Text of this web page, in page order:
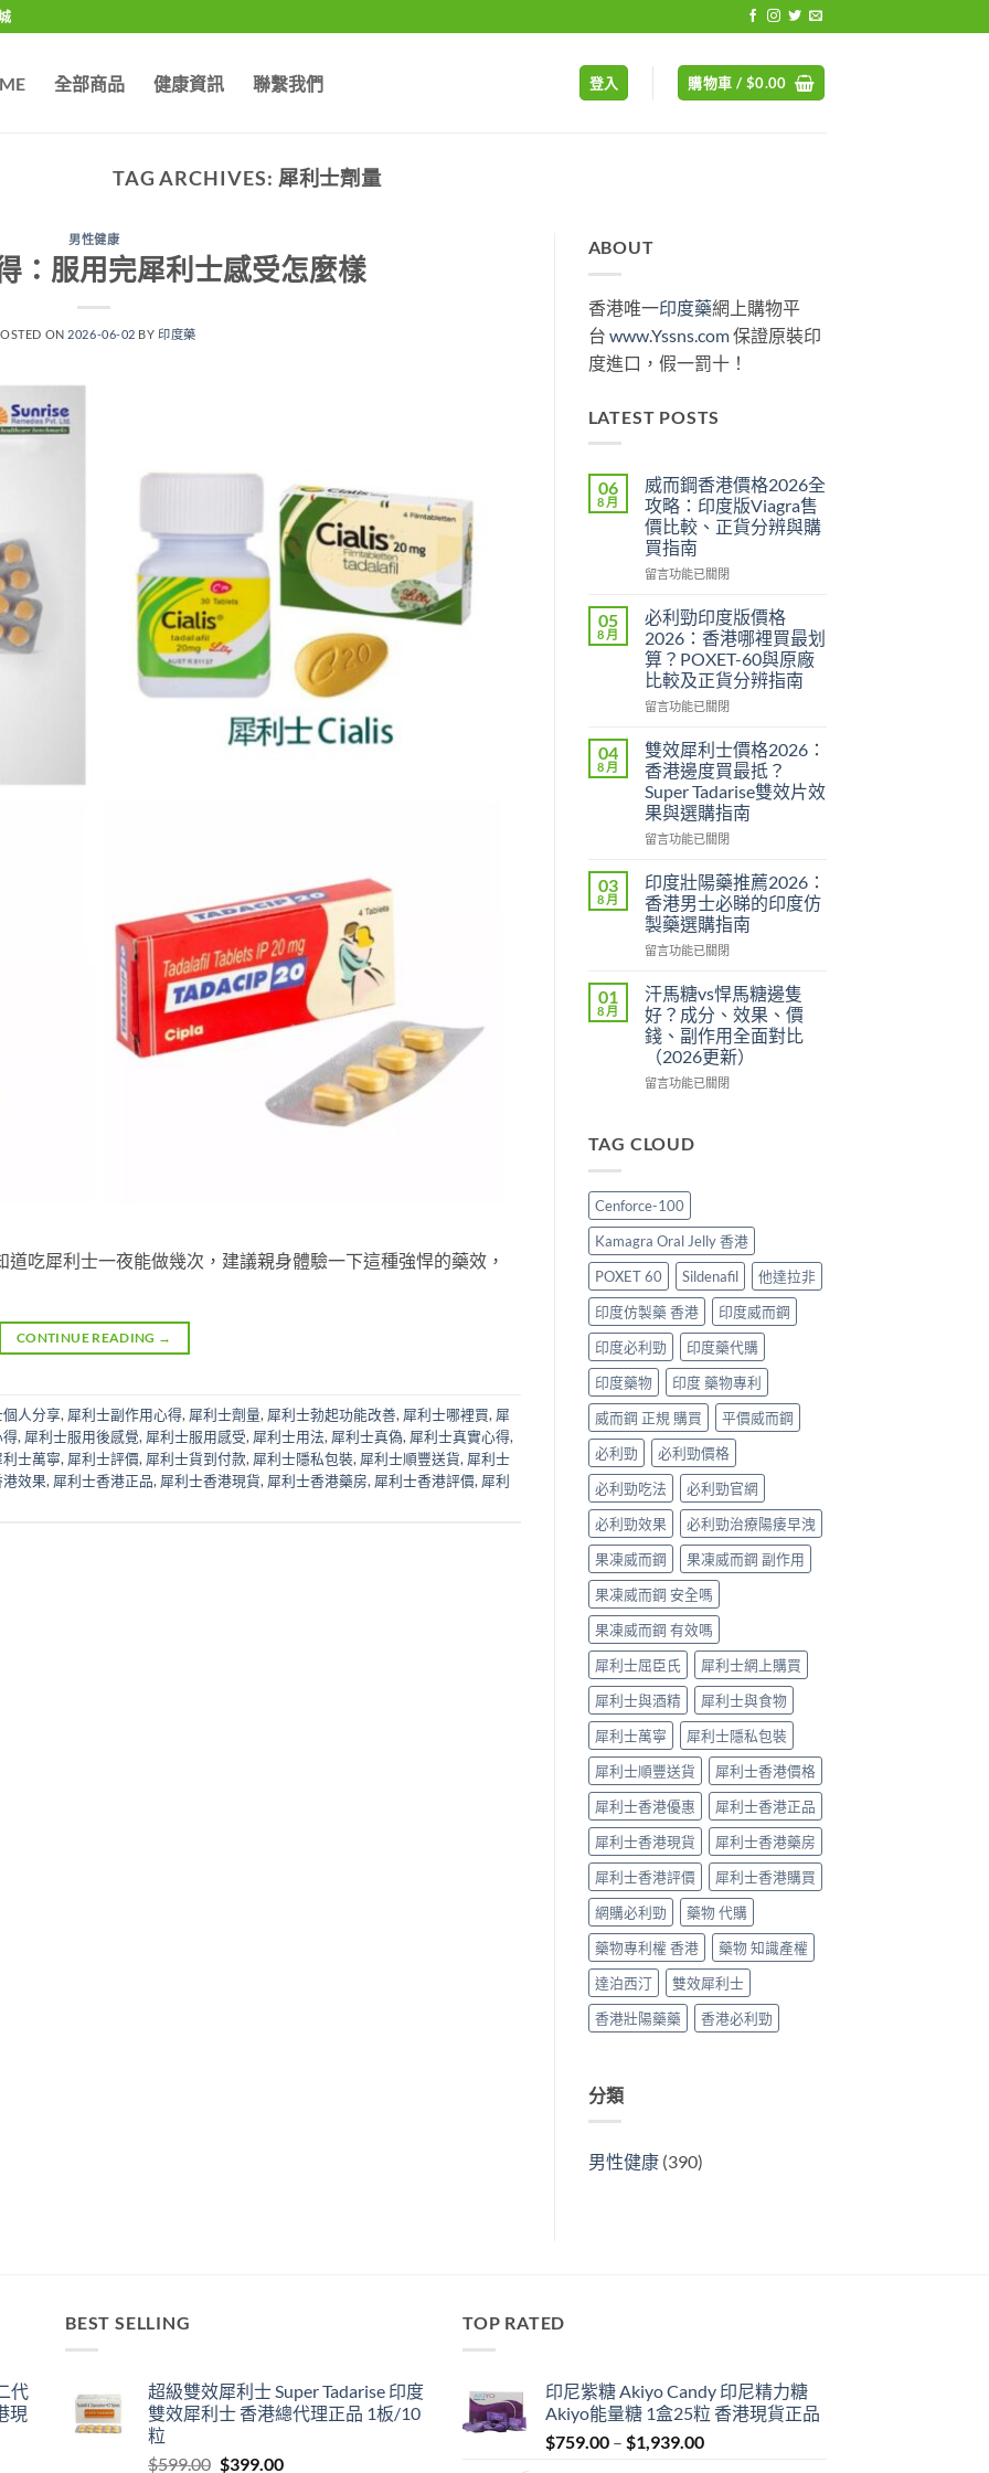
全部商品 健康資訊 聯繫我們 登入 購物車 / $0.00
TAG ARCHIVES: 犀利士劑量
男性健康
：服用完犀利士感受怎麼樣
ON 2026-06-02 BY印度藥
吃犀利士一夜能做幾次，建議親身體驗一下這種強悍的藥效，
CONTINUE READING →
人分享, 犀利士副作用心得, 犀利士劑量, 犀利士勃起功能改善, 犀利士哪裡買, 犀
得, 犀利士服用後感覺, 犀利士服用感受, 犀利士用法, 犀利士真偽, 犀利士真實心得,
利士萬寧, 犀利士評價, 犀利士貨到付款, 犀利士隱私包裝, 犀利士順豐送貨, 犀利士
效果, 犀利士香港正品, 犀利士香港現貨, 犀利士香港藥房, 犀利士香港評價, 犀利
ABOUT
香港唯一印度藥網上購物平
台 www.Yssns.com保證原裝印
度進口，假一罰十！
LATEST POSTS
06
8 月
威而鋼香港價格2026全
攻略：印度版Viagra售
價比較、正貨分辨與購
買指南
在
而
鋼
香
港
價
格
全
攻
略：
印
度
版
售
價
比
較、
正
分
辨
與
購
指
留言功能已關閉
05
8 月
必利勁印度版價格
2026：香港哪裡買最划
算？POXET-60與原廠
比較及正貨分辨指南
在
利
勁
印
度
版
價
2026：
香
港
哪
裡
最
划
算？
POXET-
與
比
正
貨
分
辨
指
南〉
中
留言功能已關閉
04
8 月
雙效犀利士價格2026：
香港邊度買最抵？
Super Tadarise雙效片效
果與選購指南
在
效
犀
利
士
價
2026：
香
港
邊
買
Super
效
片
效
果
與
選
購
指
南〉
中
留言功能已關閉
03
8 月
印度壯陽藥推薦2026：
香港男士必睇的印度仿
製藥選購指南
在
度
壯
陽
藥
薦
港
必
睇
的
印
度
仿
製
藥
選
購
指
南〉
中
留言功能已關閉
01
8 月
汗馬糖vs悍馬糖邊隻
好？成分、效果、價
錢、副作用全面對比
（2026更新）
在
糖
馬
糖
邊
隻
好？
成
分、
效
果、
價
錢、
副
作
用
面
對
比
（2026
更
新）〉
中
留言功能已關閉
TAG CLOUD
Cenforce-100
Kamagra Oral Jelly 香港
POXET 60
Sildenafil
他達拉非
印度仿製藥 香港
印度威而鋼
印度必利勁
印度藥代購
印度藥物
印度 藥物專利
威而鋼 正規 購買
平價威而鋼
必利勁
必利勁價格
必利勁吃法
必利勁官網
必利勁效果
必利勁治療陽痿早洩
果凍威而鋼
果凍威而鋼 副作用
果凍威而鋼 安全嗎
果凍威而鋼 有效嗎
犀利士屈臣氏
犀利士網上購買
犀利士與酒精
犀利士與食物
犀利士萬寧
犀利士隱私包裝
犀利士順豐送貨
犀利士香港價格
犀利士香港優惠
犀利士香港正品
犀利士香港現貨
犀利士香港藥房
犀利士香港評價
犀利士香港購買
網購必利勁
藥物 代購
藥物專利權 香港
藥物 知識產權
達泊西汀
雙效犀利士
香港壯陽藥藥
香港必利勁
分類
男性健康(390)
代
現
BEST SELLING
超級雙效犀利士 Super Tadarise 印度
雙效犀利士 香港總代理正品 1板/10
粒
$599.00 Original
$399.00Current
TOP RATED
印尼紫糖 Akiyo Candy 印尼精力糖
Akiyo能量糖 1盒25粒 香港現貨正品
$759.00 – $1,939.00Price